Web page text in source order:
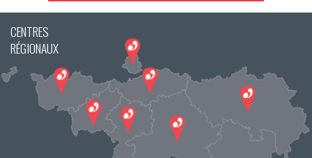
CENTRES
RÉGIONAUX